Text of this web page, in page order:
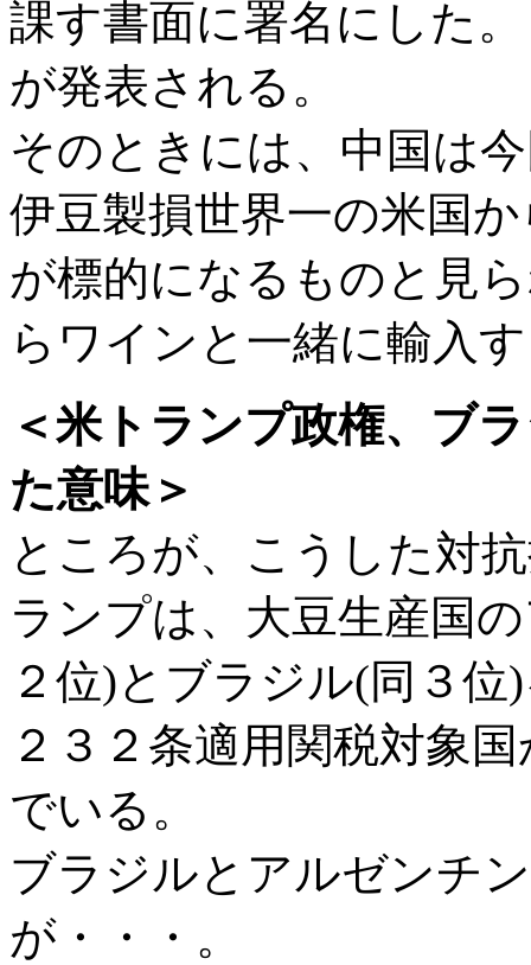
課す書面に署名にした
が発表される。
そのときには、中国は
伊豆製損世界一の米国
が標的になるものと見
らワインと一緒に輸入
＜米トランプ政権、ブ
た意味＞
ところが、こうした対
ランプは、大豆生産国
２位)とブラジル(同３
２３２条適用関税対象
でいる。
ブラジルとアルゼンチ
が・・・。